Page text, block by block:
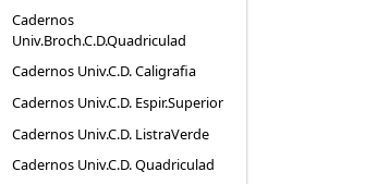
Cadernos
Univ.Broch.C.D.Quadriculad
Cadernos Univ.C.D. Caligrafia
Cadernos Univ.C.D. Espir.Superior
Cadernos Univ.C.D. ListraVerde
Cadernos Univ.C.D. Quadriculad